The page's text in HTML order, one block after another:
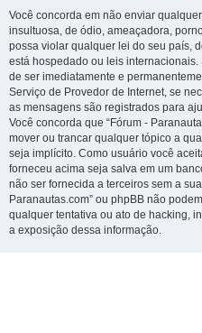
Você concorda em não enviar
insultuosa, de ódio, ameaçadora,
possa violar qualquer lei do seu país,
está hospedado ou leis
de ser imediatamente e
Serviço de Provedor de Internet, se
as mensagens são registrados para
Você concorda que “Fórum -
mover ou trancar qualquer tópico a
seja implícito. Como usuário você
forneceu acima seja salva em um
não ser fornecida a terceiros sem a
Paranautas.com” ou phpBB não
qualquer tentativa ou ato de hacking,
a exposição dessa informação.